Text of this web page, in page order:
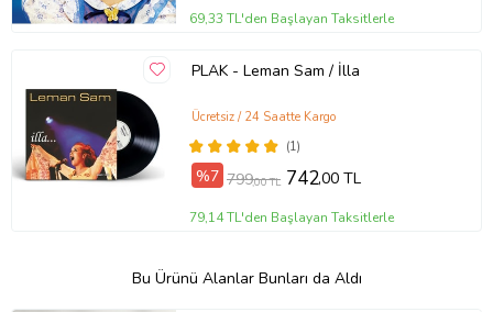
69,33 TL'den Başlayan Taksitlerle
PLAK - Leman Sam / İlla
(1)
Ücretsiz / 24 Saatte Kargo
%7 799,00 TL 742,00 TL
79,14 TL'den Başlayan Taksitlerle
Bu Ürünü Alanlar Bunları da Aldı